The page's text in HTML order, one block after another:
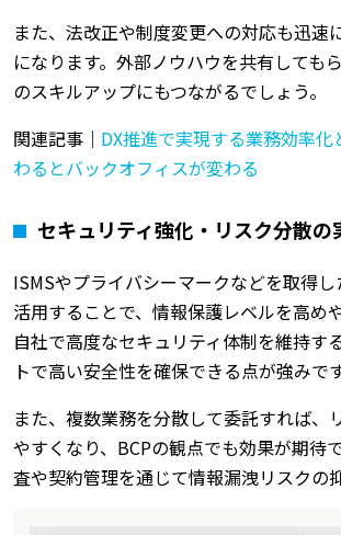
また、法改正や制度変更への対応も迅速
になります。外部ノウハウを共有しても
のスキルアップにもつながるでしょう。
関連記事｜ DX推進で実現する業務効率
わるとバックオフィスが変わる
セキュリティ強化・リスク分散の
ISMSやプライバシーマークなどを取得
活用することで、情報保護レベルを高め
自社で高度なセキュリティ体制を維持す
トで高い安全性を確保できる点が強みです
また、複数業務を分散して委託すれば、
やすくなり、BCPの観点でも効果が期待
査や契約管理を通じて情報漏洩リスクの